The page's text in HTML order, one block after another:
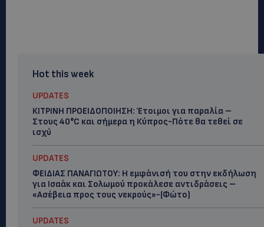
Hot this week
UPDATES
ΚΙΤΡΙΝΗ ΠΡΟΕΙΔΟΠΟΙΗΣΗ: Έτοιμοι για παραλία –
Στους 40°C και σήμερα η Κύπρος-Πότε θα τεθεί σε
ισχύ
UPDATES
ΦΕΙΔΙΑΣ ΠΑΝΑΓΙΩΤΟΥ: Η εμφάνισή του στην εκδήλωση
για Ισαάκ και Σολωμού προκάλεσε αντιδράσεις –
«Ασέβεια προς τους νεκρούς»-(Φώτο)
UPDATES